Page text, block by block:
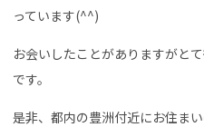
っています(^^)
お会いしたことがありますがと
です。
是非、都内の豊洲付近にお住ま